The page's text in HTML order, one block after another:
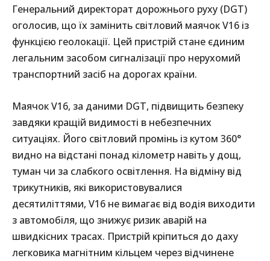
Генеральний директорат дорожнього руху (DGT)
оголосив, що їх замінить світловий маячок V16 із
функцією геолокації. Цей пристрій стане єдиним
легальним засобом сигналізації про нерухомий
транспортний засіб на дорогах країни.
Маячок V16, за даними DGT, підвищить безпеку
завдяки кращій видимості в небезпечних
ситуаціях. Його світловий промінь із кутом 360°
видно на відстані понад кілометр навіть у дощ,
туман чи за слабкого освітлення. На відміну від
трикутників, які використовувалися
десятиліттями, V16 не вимагає від водія виходити
з автомобіля, що знижує ризик аварій на
швидкісних трасах. Пристрій кріпиться до даху
легковика магнітним кільцем через відчинене